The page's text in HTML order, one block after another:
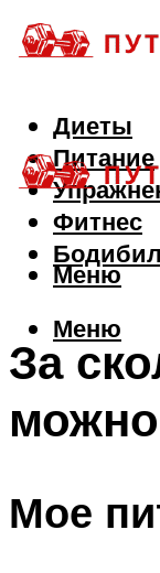
Диеты
Питание
Фитнес
Меню
Меню
За
можно
Мое